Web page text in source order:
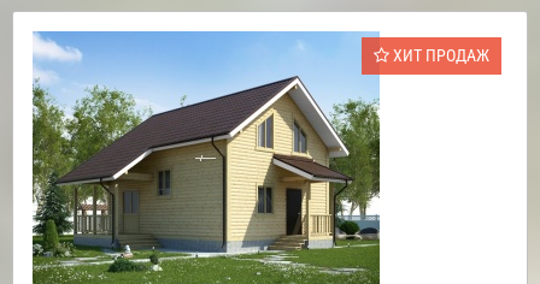
ХИТ ПРОДАЖ